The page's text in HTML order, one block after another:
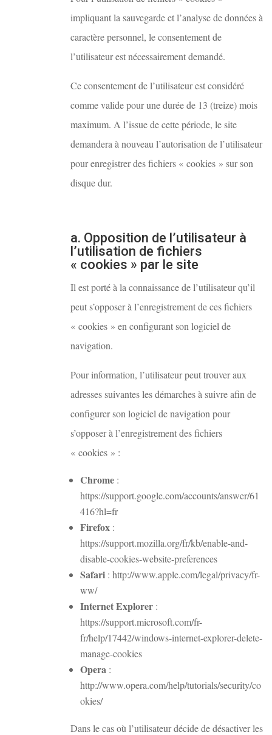
impliquant la sauvegarde et l’analyse de données à
caractère personnel, le consentement de
l’utilisateur est nécessairement demandé.
Ce consentement de l’utilisateur est considéré
comme valide pour une durée de 13 (treize) mois
maximum. A l’issue de cette période, le site
demandera à nouveau l’autorisation de l’utilisateur
pour enregistrer des fichiers « cookies » sur son
disque dur.
a. Opposition de l’utilisateur à
l’utilisation de fichiers
« cookies » par le site
Il est porté à la connaissance de l’utilisateur qu’il
peut s’opposer à l’enregistrement de ces fichiers
« cookies » en configurant son logiciel de
navigation.
Pour information, l’utilisateur peut trouver aux
adresses suivantes les démarches à suivre afin de
configurer son logiciel de navigation pour
s’opposer à l’enregistrement des fichiers
« cookies » :
Chrome :
https://support.google.com/accounts/answer/61
416?hl=fr
Firefox :
https://support.mozilla.org/fr/kb/enable-and-
disable-cookies-website-preferences
Safari : http://www.apple.com/legal/privacy/fr-
ww/
Internet Explorer :
https://support.microsoft.com/fr-
fr/help/17442/windows-internet-explorer-delete-
manage-cookies
Opera :
http://www.opera.com/help/tutorials/security/co
okies/
Dans le cas où l’utilisateur décide de désactiver les